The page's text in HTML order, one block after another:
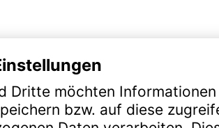
der Hansestadt Bremen - haben wir uns
den deutschen Markt brachte. In der
LANDMANN ist somit Mitbegründer eines